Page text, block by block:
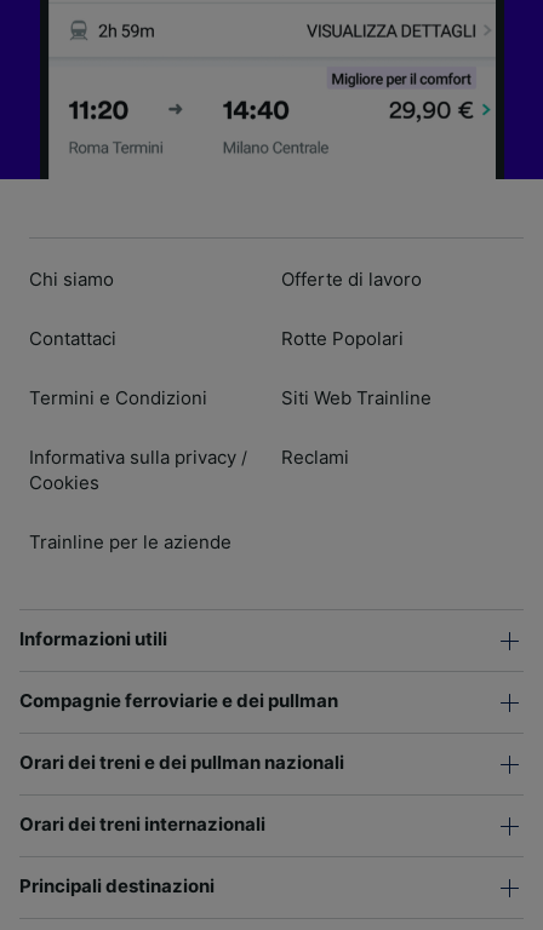
Chi siamo
Contattaci
Termini e Condizioni
Informativa sulla privacy /
Cookies
Trainline per le aziende
Offerte di lavoro
Rotte Popolari
Siti Web Trainline
Reclami
Informazioni utili
Compagnie ferroviarie e dei pullman
Orari dei treni e dei pullman nazionali
Orari dei treni internazionali
Principali destinazioni